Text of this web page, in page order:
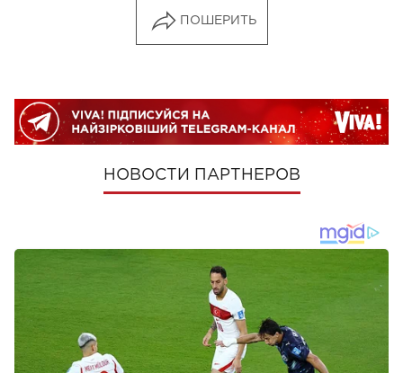
ПОШЕРИТЬ
НОВОСТИ ПАРТНЕРОВ